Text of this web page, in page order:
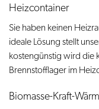
Heizcontainer
Sie haben keinen
ideale Lösung stellt
kostengünstig wird die
Brennstofflager im
Biomasse-Kraft-